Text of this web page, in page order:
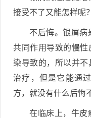
接受不了又能怎样呢
不后悔。银屑病
共同作用导致的慢
染导致的，所以并
治疗，但是它能通
方，就没有什么后悔
在临床上，牛皮